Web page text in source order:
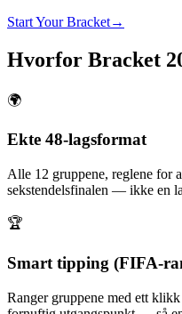
Start Your Bracket→
Hvorfor Bracket
🌍
Ekte 48-lagsformat
Alle 12 gruppene, reglene for
sekstendelsfinalen — ikke en
🏆
Smart tipping (FIFA-
Ranger gruppene med ett